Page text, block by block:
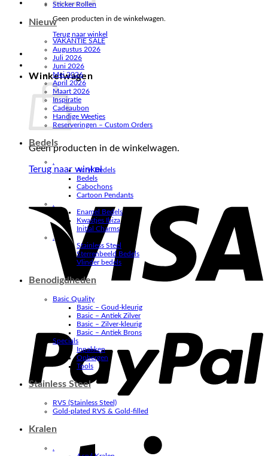
Geen producten in de winkelwagen.
Terug naar winkel
Winkelwagen
Geen producten in de winkelwagen.
Terug naar winkel
Sticker Rollen
Nieuw
VAKANTIE SALE
Augustus 2026
Juli 2026
Juni 2026
Mei 2026
April 2026
Maart 2026
Inspiratie
Cadeaubon
Handige Weetjes
Reserveringen – Custom Orders
Bedels
.
Acryl Bedels
Bedels
Cabochons
Cartoon Pendants
.
Enamel Bedels
Kwastjes Ibiza
Initial Charms
.
Stainless Steel
Sterrenbeeld Bedels
Vlinder bedels
Benodigdheden
Basic Quality
Basic – Goud-kleurig
Basic – Antiek Zilver
Basic – Zilver-kleurig
Basic – Antiek Brons
Specials
Inpakken
Opbergen
Tools
Stainless Steel
RVS (Stainless Steel)
Gold-plated RVS & Gold-filled
Kralen
.